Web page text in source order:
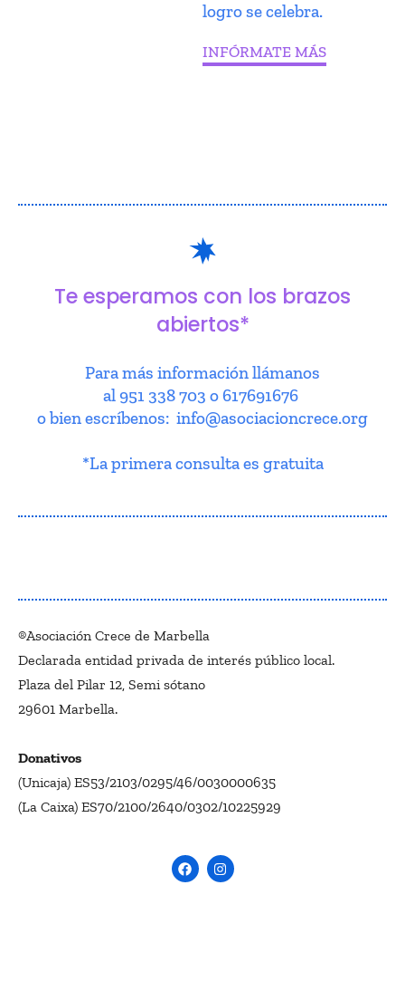
logro se celebra.
INFÓRMATE MÁS
Te esperamos con los brazos
abiertos*
Para más información llámanos
al 951 338 703 o 617691676
o bien escríbenos: info@asociacioncrece.org
*La primera consulta es gratuita
®Asociación Crece de Marbella
Declarada entidad privada de interés público local.
Plaza del Pilar 12, Semi sótano
29601 Marbella.
Donativos
(Unicaja) ES53/2103/0295/46/0030000635
(La Caixa) ES70/2100/2640/0302/10225929